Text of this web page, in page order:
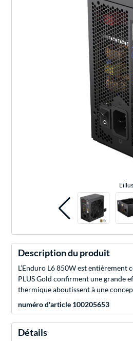
Description du produit
L’Enduro L6 850W est entièrement
PLUS Gold confirment une grande
thermique aboutissent à une
numéro d'article 100205653
Détails